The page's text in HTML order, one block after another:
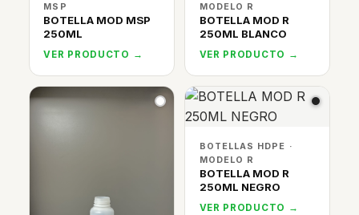
MSP
BOTELLA MOD MSP
250ML
VER PRODUCTO →
MODELO R
BOTELLA MOD R
250ML BLANCO
VER PRODUCTO →
BOTELLAS HDPE ·
MODELO R
BOTELLA MOD R
250ML NEGRO
VER PRODUCTO →